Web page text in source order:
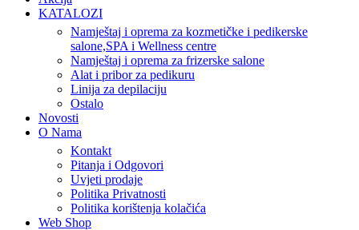
KATALOZI
Namještaj i oprema za kozmetičke i pedikerske
salone,SPA i Wellness centre
Namještaj i oprema za frizerske salone
Alat i pribor za pedikuru
Linija za depilaciju
Ostalo
Novosti
O Nama
Kontakt
Pitanja i Odgovori
Uvjeti prodaje
Politika Privatnosti
Politika korištenja kolačića
Web Shop